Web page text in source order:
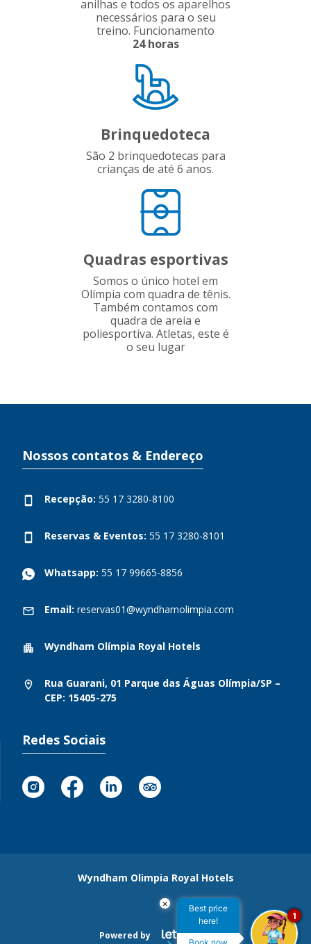
anilhas e todos os aparelhos
necessários para o seu
treino. Funcionamento
24 horas
Brinquedoteca
São 2 brinquedotecas para
crianças de até 6 anos.
Quadras esportivas
Somos o único hotel em
Olímpia com quadra de tênis.
Também contamos com
quadra de areia e
poliesportiva. Atletas, este é
o seu lugar
Nossos contatos & Endereço
Recepção: 55 17 3280-8100
Reservas & Eventos: 55 17 3280-8101
Whatsapp: 55 17 99665-8856
Email: reservas01@wyndhamolimpia.com
Wyndham Olímpia Royal Hotels
Rua Guarani, 01 Parque das Águas Olímpia/SP –
CEP: 15405-275
Redes Sociais
Wyndham Olimpia Royal Hotels
Powered by
×
Best price
here!
1